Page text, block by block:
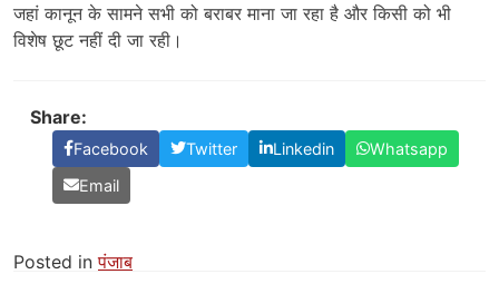
जहांकानूनकेसामनेसभीकोबराबरमानाजारहाहै औरकिसीको भी
विशेषछूटनहींदीजारही।
Share:
Facebook Twitter Linkedin
Whatsapp
Email
Posted inपंजाब